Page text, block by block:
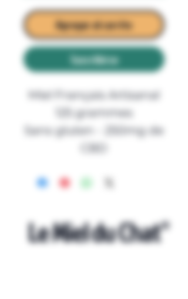
Agregar al carrito
Suscribirse
Miel Français Artisanal
125 grammes
Sans gluten - 250mg de
CBD
Le Miel du Chat©